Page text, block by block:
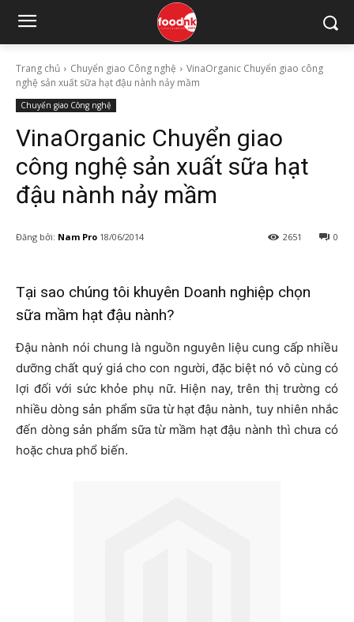
Trang chủ Chuyển giao Công nghệ
VinaOrganic Chuyển giao công
nghệ sản xuất sữa hạt đậu nành nảy mầm
Chuyển giao Công nghệ
VinaOrganic Chuyển giao
công nghệ sản xuất sữa hạt
đậu nành nảy mầm
Đăng bởi: Nam Pro 18/06/2014 0
2651
Tại sao chúng tôi khuyên Doanh nghiệp chọn
sữa mầm hạt đậu nành?
Đậu nành nói chung là nguồn nguyên liệu cung cấp nhiều
dưỡng chất quý giá cho con người, đặc biệt nó vô cùng có
lợi đối với sức khỏe phụ nữ. Hiện nay, trên thị trường có
nhiều dòng sản phẩm sữa từ hạt đậu nành, tuy nhiên nhắc
đến dòng sản phẩm sữa từ mầm hạt đậu nành thì chưa có
hoặc chưa phổ biến.